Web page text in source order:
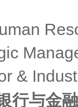
&
行与金